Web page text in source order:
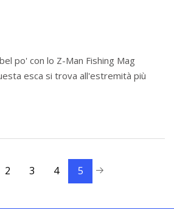
po' con lo Z-Man Fishing Mag
2 3 4 5